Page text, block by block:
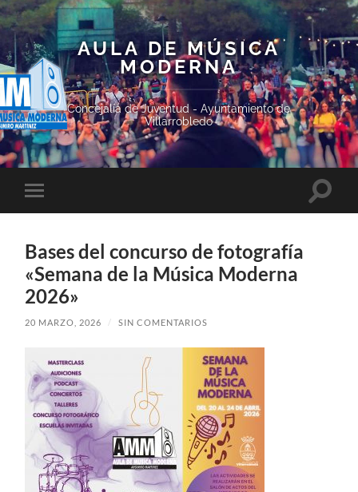
AULA DE MÚSICA
MODERNA
Concejalía de Juventud - Ayuntamiento de
Villarrobledo
el
Bases del concurso de fotografía
«Semana de la Música Moderna
2026»
20 MARZO, 2026 / SIN COMENTARIOS